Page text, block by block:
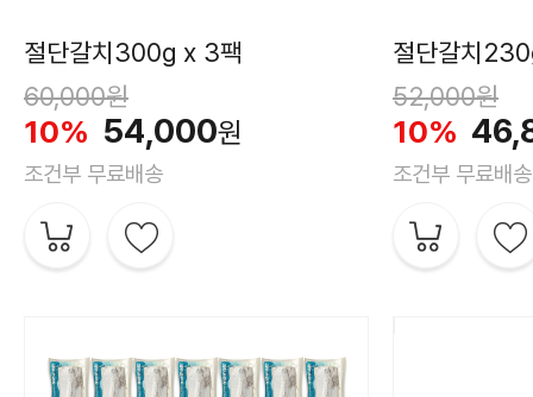
절단갈치300g x 3팩
60,000원
10% 54,000원
조건부 무료배송
52,000원
10%
조건부 무료배송